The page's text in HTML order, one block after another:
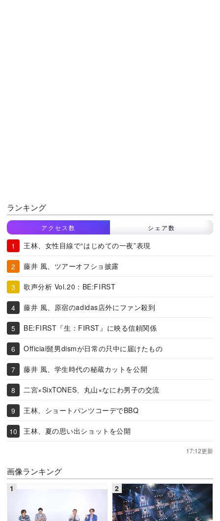
ランキング
アクセス数 シェア数
王林、女性目線で“はじめての一夜”表現
藤井 風、ツアーオフショ披露
歌声分析 Vol.20：BE:FIRST
藤井 風、原宿のadidas店外にファン殺到
BE:FIRST『生：FIRST』に映る信頼関係
Official髭男dismが日常の只中に届けたもの
藤井 風、学生時代の秘蔵カットを公開
二宮×SixTONES、丸山×なにわ男子の交流
王林、ショートパンツコーデでBBQ
王林、夏の思い出ショットを公開
17:12更新
画像ランキング